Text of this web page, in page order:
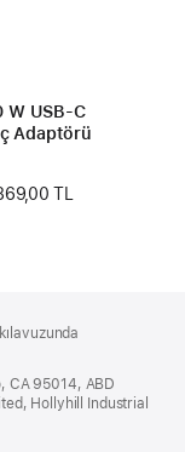
W USB-C
Adaptörü
TL
CA 95014, ABD
Hollyhill Industrial